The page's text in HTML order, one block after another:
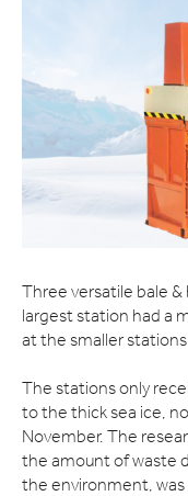
Three versatile bale
largest station had a
at the smaller stations
The stations only
to the thick sea ice,
November. The
the amount of waste
the environment,